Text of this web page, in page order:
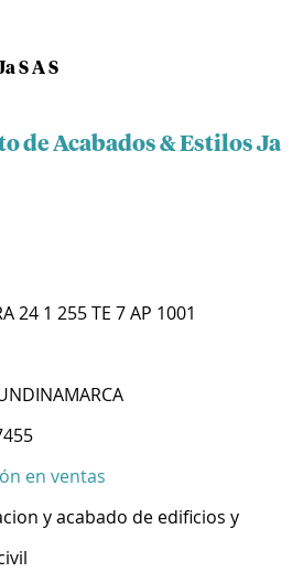
S A S
de Acabados & Estilos Ja
24 1 255 TE 7 AP 1001
en ventas
y acabado de edificios y